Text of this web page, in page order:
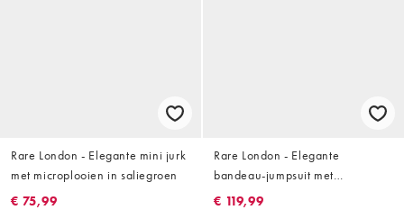
Rare London - Elegante mini jurk
met microplooien in saliegroen
€ 75,99
Rare London - Elegante
bandeau-jumpsuit met
peplumdetail en wijde pijpen in
€ 119,99